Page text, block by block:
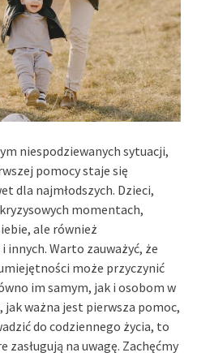
niespodziewanych sytuacji,
pomocy staje się
dla najmłodszych. Dzieci,
momentach,
ale również
innych. Warto zauważyć, że
może przyczynić
im samym, jak i osobom w
ważna jest pierwsza pomoc,
do codziennego życia, to
na uwagę. Zachęćmy